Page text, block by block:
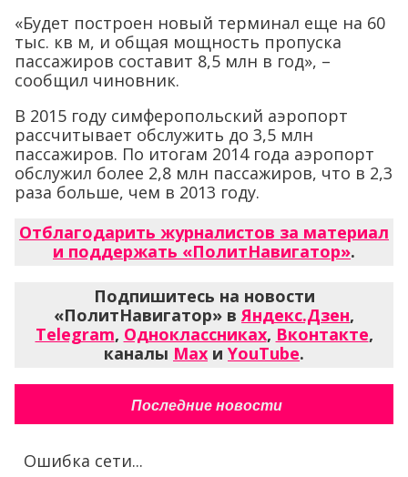
«Будет построен новый терминал еще на 60
тыс. кв м, и общая мощность пропуска
пассажиров составит 8,5 млн в год», –
сообщил чиновник.
В 2015 году симферопольский аэропорт
рассчитывает обслужить до 3,5 млн
пассажиров. По итогам 2014 года аэропорт
обслужил более 2,8 млн пассажиров, что в 2,3
раза больше, чем в 2013 году.
Отблагодарить журналистов за материал
и поддержать «ПолитНавигатор».
Подпишитесь на новости
«ПолитНавигатор» вЯндекс.Дзен,
Telegram, Одноклассниках, Вконтакте,
каналы Max и YouTube.
Последние новости
Ошибка сети...